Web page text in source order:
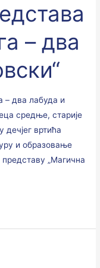
– два
– два лабуда и
средње, старије
дечјег вртића
и образовање
представу „Магична